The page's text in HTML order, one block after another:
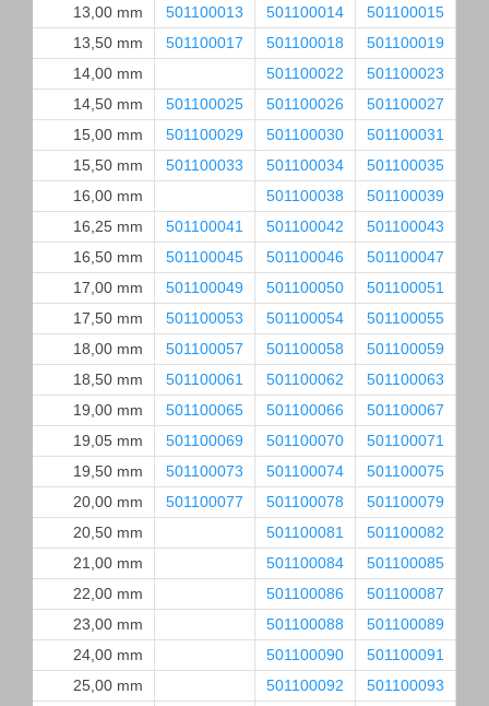
13,00 mm
501100013 501100014 501100015
13,50 mm
501100017 501100018 501100019
14,00 mm
501100022 501100023
14,50 mm
501100025 501100026 501100027
15,00 mm
501100029 501100030 501100031
15,50 mm
501100033 501100034 501100035
16,00 mm
501100038 501100039
16,25 mm
501100041 501100042 501100043
16,50 mm
501100045 501100046 501100047
17,00 mm
501100049 501100050 501100051
17,50 mm
501100053 501100054 501100055
18,00 mm
501100057 501100058 501100059
18,50 mm
501100061 501100062 501100063
19,00 mm
501100065 501100066 501100067
19,05 mm
501100069 501100070 501100071
19,50 mm
501100073 501100074 501100075
20,00 mm
501100077 501100078 501100079
20,50 mm
501100081 501100082
21,00 mm
501100084
501100085
22,00 mm
501100086
501100087
23,00 mm
501100088
501100089
24,00 mm
501100090
501100091
25,00 mm
501100092 501100093